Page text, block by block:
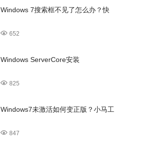
Windows 7搜索框不见了怎么办？快
652
Windows ServerCore安装
825
Windows7未激活如何变正版？小马工
847